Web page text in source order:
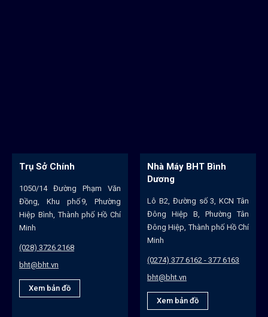
Trụ Sở Chính
1050/14 Đường Phạm Văn
Đồng, Khu phố 9, Phường
Hiệp Bình, Thành phố Hồ Chí
Minh
(028) 3726 2168
bht@bht.vn
Xem bản đồ
Nhà Máy BHT Bình
Dương
Lô B2, Đường số 3, KCN Tân
Đông Hiệp B, Phường Tân
Đông Hiệp, Thành phố Hồ Chí
Minh
(0274) 377 6162 - 377 6163
bht@bht.vn
Xem bản đồ